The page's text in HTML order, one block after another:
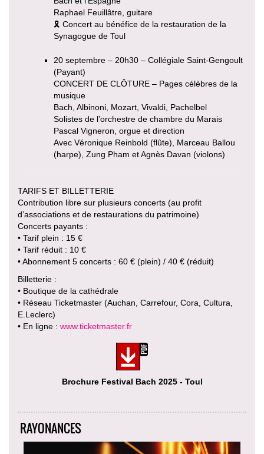
Raphael Feuillâtre, guitare
🎗 Concert au bénéfice de la restauration de la
Synagogue de Toul
20 septembre – 20h30 – Collégiale Saint-Gengoult
(Payant)
CONCERT DE CLÔTURE – Pages célèbres de la
musique
Bach, Albinoni, Mozart, Vivaldi, Pachelbel
Solistes de l’orchestre de chambre du Marais
Pascal Vigneron, orgue et direction
Avec Véronique Reinbold (flûte), Marceau Ballou
(harpe), Zung Pham et Agnès Davan (violons)
TARIFS ET BILLETTERIE
Contribution libre sur plusieurs concerts (au profit
d’associations et de restaurations du patrimoine)
Concerts payants :
• Tarif plein : 15 €
• Tarif réduit : 10 €
• Abonnement 5 concerts : 60 € (plein) / 40 € (réduit)
Billetterie :
• Boutique de la cathédrale
• Réseau Ticketmaster (Auchan, Carrefour, Cora, Cultura,
E.Leclerc)
• En ligne : www.ticketmaster.fr
Brochure Festival Bach 2025 - Toul
RAYONANCES